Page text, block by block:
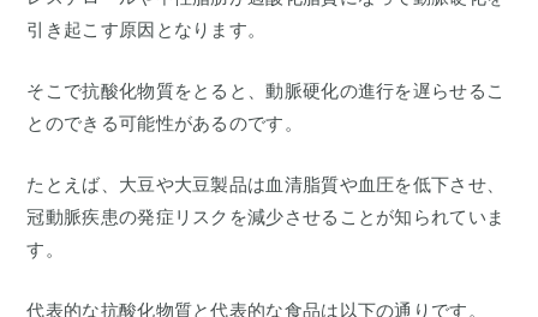
引き起こす原因となります。
そこで抗酸化物質をとると、動脈硬化の進行を遅らせるこ
とのできる可能性があるのです。
たとえば、大豆や大豆製品は血清脂質や血圧を低下させ、
冠動脈疾患の発症リスクを減少させることが知られていま
す。
代表的な抗酸化物質と代表的な食品は以下の通りです。